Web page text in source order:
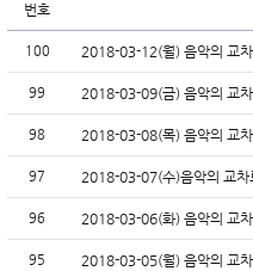
번호
100 2018-03-12(월) 음악의 교
99 2018-03-09(금) 음악의 교
98 2018-03-08(목) 음악의 교
97 2018-03-07(수)음악의 교차
96 2018-03-06(화) 음악의 교
95 2018-03-05(월) 음악의 교